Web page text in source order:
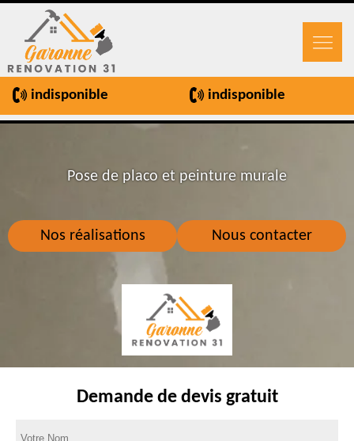
indisponible indisponible
Nos réalisations Nous contacter
Pose de placo et peinture murale
Demande de devis gratuit